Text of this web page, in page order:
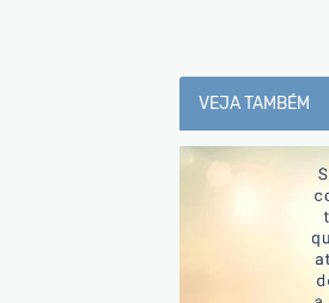
VEJA TAMBÉM